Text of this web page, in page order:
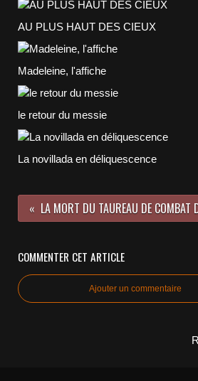
AU PLUS HAUT DES CIEUX
Madeleine, l'affiche
le retour du messie
La novillada en déliquescence
LA MORT DU TAUREAU DE COMBAT
COMMENTER CET ARTICLE
Ajouter un commentaire